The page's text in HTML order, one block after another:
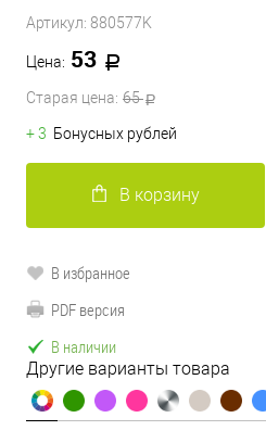
Артикул: 880577K
Цена: 53
Старая цена: 65
+ 3 Бонусных рублей
В корзину
В избранное
PDF версия
В наличии
Другие варианты товара